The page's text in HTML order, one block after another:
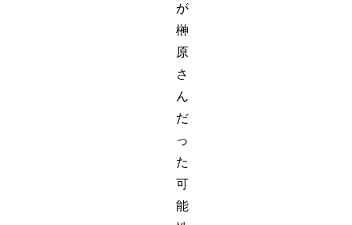
が
榊
原
さ
ん
だ
っ
た
可
能